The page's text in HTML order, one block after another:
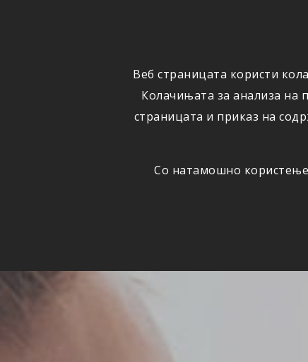
Веб страницата користи
Колачињата за анализа на
страницата и приказ на
Со натамошно користење
ОСИГУРУВАЊЕ ШТЕТИ